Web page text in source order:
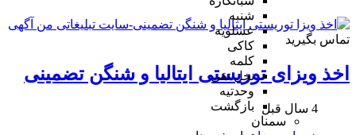
شنبه
عسلویه
کاکی
کلمه
نخل تقی
وحدتیه
بازگشت
سمنان
تماس بگیرید
اخذ ویزای توریستی ایتالیا و شنگن تضمینی
4 سال قبل